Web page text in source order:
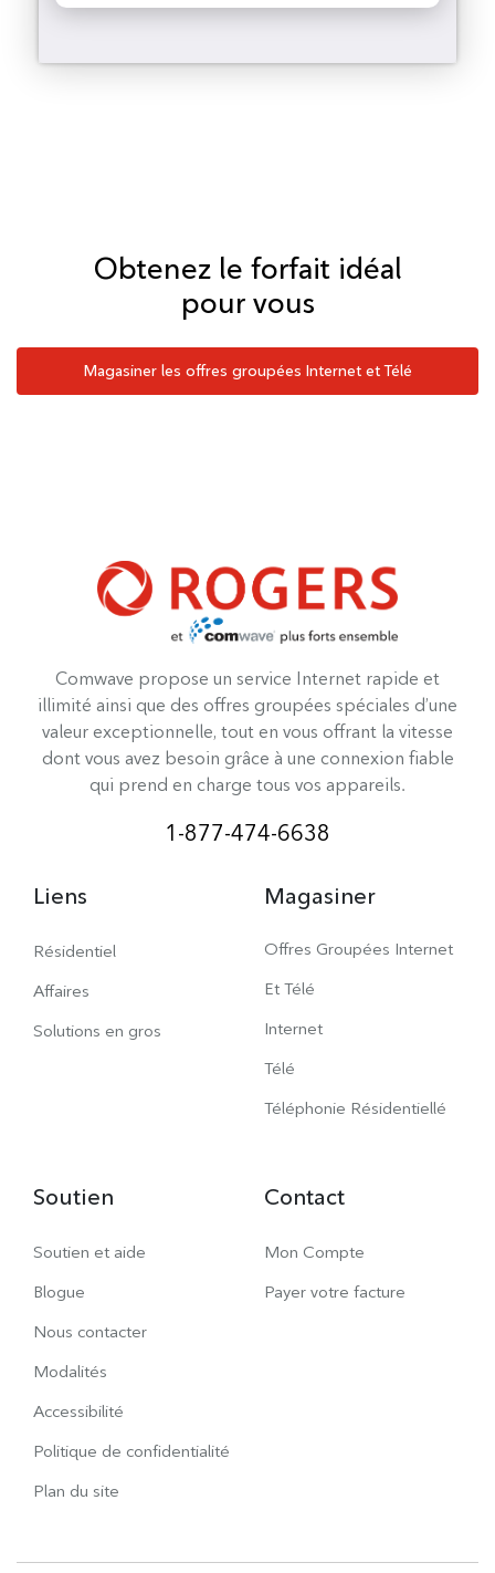
Obtenez le forfait idéal
pour vous
Magasiner les offres groupées Internet et Télé
Comwave propose un service Internet rapide et
illimité ainsi que des offres groupées spéciales d’une
valeur exceptionnelle, tout en vous offrant la vitesse
dont vous avez besoin grâce à une connexion fiable
qui prend en charge tous vos appareils.
1-877-474-6638
Liens
Résidentiel
Affaires
Solutions en gros
Magasiner
Offres Groupées Internet
Et Télé
Internet
Télé
Téléphonie Résidentiellé
Soutien
Soutien et aide
Blogue
Nous contacter
Modalités
Accessibilité
Politique de confidentialité
Plan du site
Contact
Mon Compte
Payer votre facture